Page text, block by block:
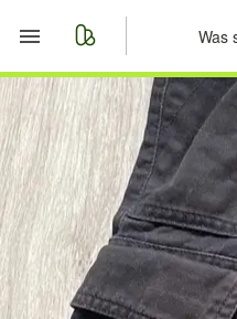
Start
Merkliste
Nachrichten
Anzeige aufgeben